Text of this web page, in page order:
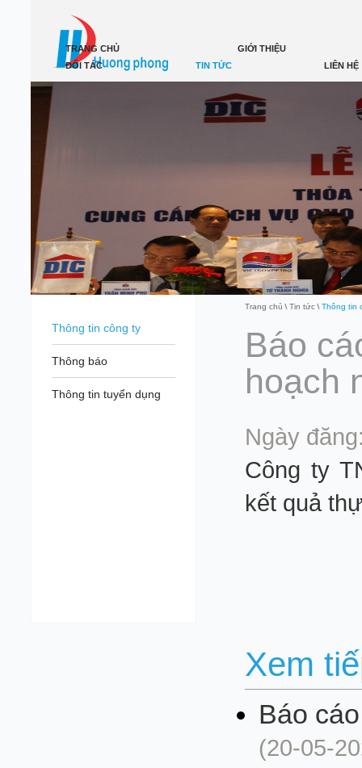
TRANG CHỦ
GIỚI THIỆU
ĐỐI TÁC
TIN TỨC LIÊN HỆ
Thông tin công ty
Thông báo
Thông tin tuyển dụng
Trang chủ Tin tức Thông tin
Báo
hoạch
Ngày
Công ty
kết quả
Xem
Báo
(20-05-